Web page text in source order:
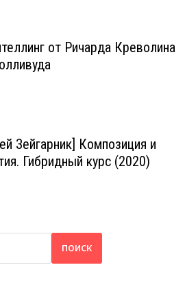
от Ричарда Креволина
Зейгарник] Композиция и
Гибридный курс (2020)
ПОИСК